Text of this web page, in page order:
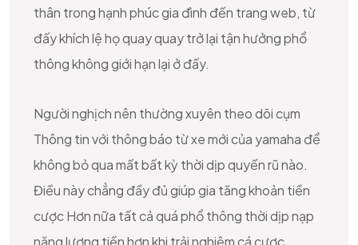
thân trong hạnh phúc gia đình đến trang web, từ
đấy khích lệ họ quay quay trở lại tận hưởng phổ
thông không giới hạn lại ở đấy.
Người nghịch nên thường xuyên theo dõi cụm
Thông tin với thông báo từ xe mới của yamaha để
không bỏ qua mất bất kỳ thời dịp quyến rũ nào.
Điều này chẳng đầy đủ giúp gia tăng khoản tiền
cược Hơn nữa tất cả quá phổ thông thời dịp nạp
năng lượng tiền hơn khi trải nghiệm cá cược.